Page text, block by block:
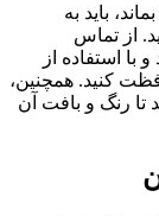
باید به
از تماس
با استفاده از
کنید. همچنین،
تا رنگ و بافت آن